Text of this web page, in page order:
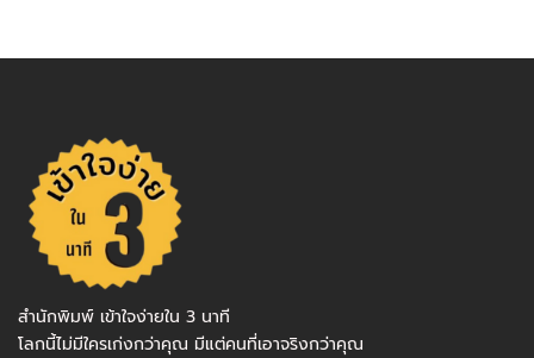
สำนักพิมพ์ เข้าใจง่ายใน 3 นาที
โลกนี้ไม่มีใครเก่งกว่าคุณ มีแต่คนที่เอาจริงกว่าคุณ